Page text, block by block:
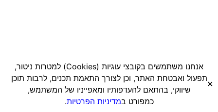
אנחנו משתמשים בקובצי עוגיות (Cookies) למטרות ניטור,
תפעול ואבטחת האתר, וכן לצורך התאמת תכנים, לרבות תוכן
שיווקי, בהתאם להעדפותיו ומאפייניו של המשתמש,
כמפורט במדיניות הפרטיות.
✕